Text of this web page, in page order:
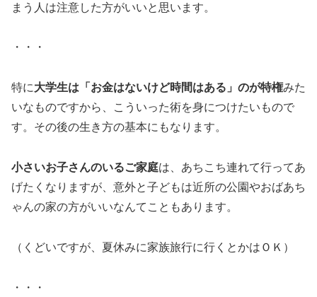
まう人は注意した方がいいと思います。
・・・
特に大学生は「お金はないけど時間はある」のが特権みた
いなものですから、こういった術を身につけたいもので
す。その後の生き方の基本にもなります。
小さいお子さんのいるご家庭は、あちこち連れて行ってあ
げたくなりますが、意外と子どもは近所の公園やおばあち
ゃんの家の方がいいなんてこともあります。
（くどいですが、夏休みに家族旅行に行くとかはＯＫ）
・・・